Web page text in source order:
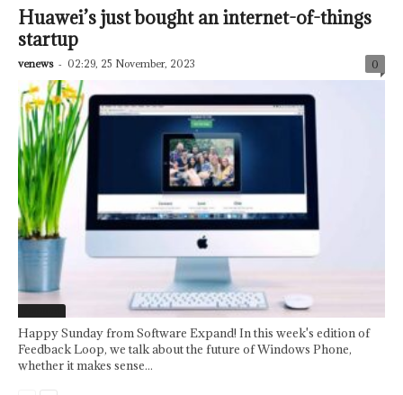
Huawei’s just bought an internet-of-things
startup
venews - 02:29, 25 November, 2023 0
Happy Sunday from Software Expand! In this week's edition of
Feedback Loop, we talk about the future of Windows Phone,
whether it makes sense...